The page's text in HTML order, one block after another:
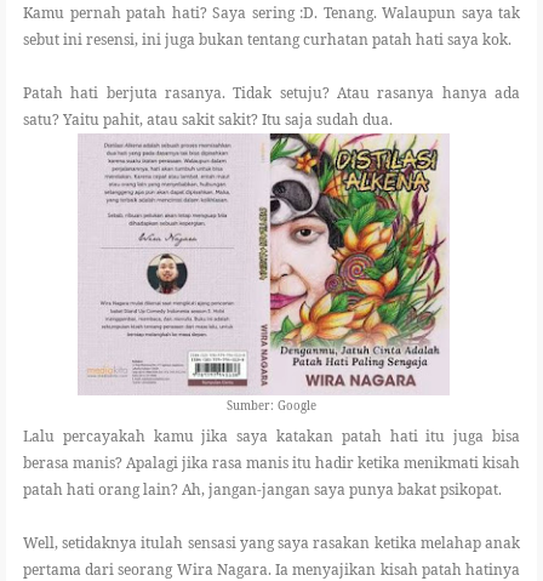
Kamu pernah patah hati? Saya sering :D. Tenang. Walaupun saya tak
sebut ini resensi, ini juga bukan tentang curhatan patah hati saya kok.
Patah hati berjuta rasanya. Tidak setuju? Atau rasanya hanya ada
satu? Yaitu pahit, atau sakit sakit? Itu saja sudah dua.
Sumber: Google
Lalu percayakah kamu jika saya katakan patah hati itu juga bisa
berasa manis? Apalagi jika rasa manis itu hadir ketika menikmati kisah
patah hati orang lain? Ah, jangan-jangan saya punya bakat psikopat.
Well, setidaknya itulah sensasi yang saya rasakan ketika melahap anak
pertama dari seorang Wira Nagara. Ia menyajikan kisah patah hatinya